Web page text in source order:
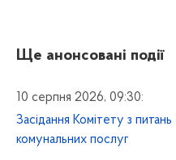
Ще анонсовані події
10 серпня 2026, 09:30:
Засідання Комітету з
комунальних послуг